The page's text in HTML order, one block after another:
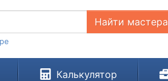
Найти мастера
Калькулятор